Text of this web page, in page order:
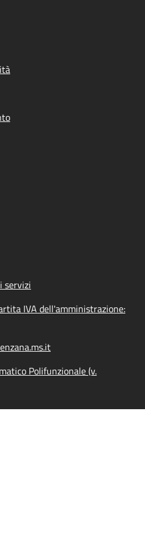
servizi
IVA dell'amministrazione:
Polifunzionale (v.